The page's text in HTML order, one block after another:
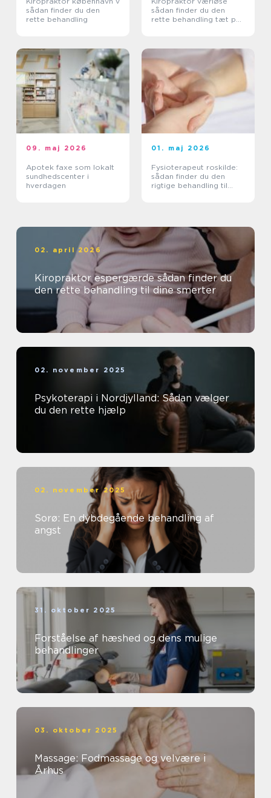
sådan finder du den
rette behandling
sådan finder du den
rette behandling tæt på
09. maj 2026
Apotek faxe som lokalt
sundhedscenter i
hverdagen
01. maj 2026
Fysioterapeut roskilde:
sådan finder du den
rigtige behandling til
02. april 2026
Kiropraktor espergærde sådan finder du
den rette behandling til dine smerter
02. november 2025
Psykoterapi i Nordjylland: Sådan vælger
du den rette hjælp
02. november 2025
Sorø: En dybdegående behandling af
angst
31. oktober 2025
Forståelse af hæshed og dens mulige
behandlinger
03. oktober 2025
Massage: Fodmassage og velvære i
Århus